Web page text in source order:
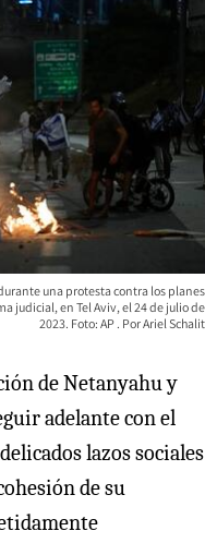
una protesta contra los planes
judicial, en Tel Aviv, el 24 de julio de
2023. Foto: AP
Ariel Schalit
de Netanyahu y
adelante con el
lazos sociales
de su